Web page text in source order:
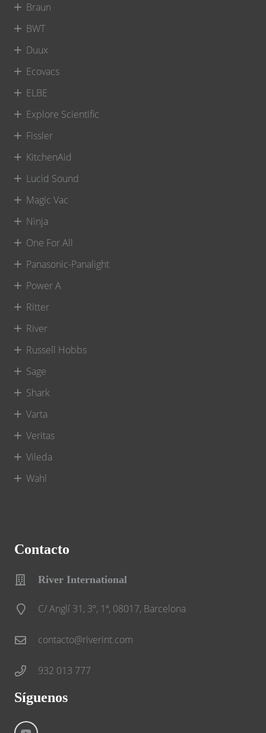
Braun
BWT
Duux
Ecovacs
ELBE
Explore Scientific
Fissler
KitchenAid
Lucid Sound
Magic Vac
Ninja
One For All
Panasonic-Panalight
Power A
Ritter
River
Russell Hobbs
Sage
Shark
Varta
Veritas
Vileda
Wahl
Contacto
River International
C/ Anglí 31, 3º, 1ª, 08017, Barcelona
contacto@riverint.com
932 013 777
Síguenos